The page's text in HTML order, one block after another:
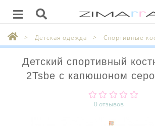
Детская одежда Спортивные
Детский спортивный
2Tsbe с капюшоном
0 отзывов